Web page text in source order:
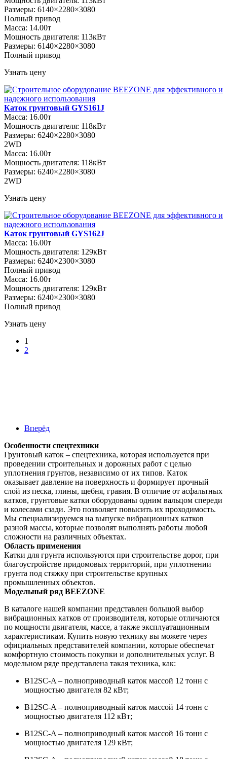
Размеры: 6140×2280×3080
Полный привод
Масса: 14.00т
Мощность двигателя: 113кВт
Размеры: 6140×2280×3080
Полный привод
Узнать цену
Каток грунтовый GYS161J
Масса: 16.00т
Мощность двигателя: 118кВт
Размеры: 6240×2280×3080
2WD
Масса: 16.00т
Мощность двигателя: 118кВт
Размеры: 6240×2280×3080
2WD
Узнать цену
Каток грунтовый GYS162J
Масса: 16.00т
Мощность двигателя: 129кВт
Размеры: 6240×2300×3080
Полный привод
Масса: 16.00т
Мощность двигателя: 129кВт
Размеры: 6240×2300×3080
Полный привод
Узнать цену
1
2
Вперёд
Особенности спецтехники
Грунтовый каток – спецтехника, которая используется при
проведении строительных и дорожных работ с целью
уплотнения грунтов, независимо от их типов. Каток
оказывает давление на поверхность и формирует прочный
слой из песка, глины, щебня, гравия. В отличие от асфальтных
катков, грунтовые катки оборудованы одним вальцом спереди
и колесами сзади. Это позволяет повысить их проходимость.
Мы специализируемся на выпуске вибрационных катков
разной массы, которые позволят выполнять работы любой
сложности на различных объектах.
Область применения
Катки для грунта используются при строительстве дорог, при
благоустройстве придомовых территорий, при уплотнении
грунта под стяжку при строительстве крупных
промышленных объектов.
Модельный ряд BEEZONE
В каталоге нашей компании представлен большой выбор
вибрационных катков от производителя, которые отличаются
по мощности двигателя, массе, а также эксплуатационным
характеристикам. Купить новую технику вы можете через
официальных представителей компании, которые обеспечат
комфортную стоимость покупки и дополнительных услуг. В
модельном ряде представлена такая техника, как:
B12SC-A – полноприводный каток массой 12 тонн с
мощностью двигателя 82 кВт;
B12SC-A – полноприводный каток массой 14 тонн с
мощностью двигателя 112 кВт;
B12SC-A – полноприводный каток массой 16 тонн с
мощностью двигателя 129 кВт;